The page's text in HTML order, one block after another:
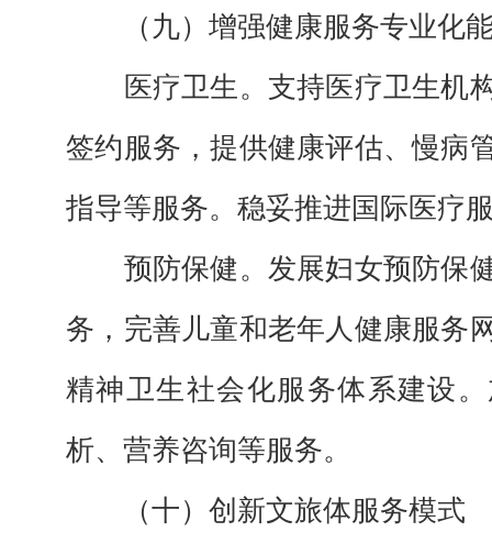
（九）增强健康服务专业化
医疗卫生。 支持医疗卫生机
签约服务，提供健康评估、慢病
指导等服务。稳妥推进国际医疗
预防保健。 发展妇女预防保
务，完善儿童和老年人健康服务
精神卫生社会化服务体系建设
析、营养咨询等服务。
（十）创新文旅体服务模式